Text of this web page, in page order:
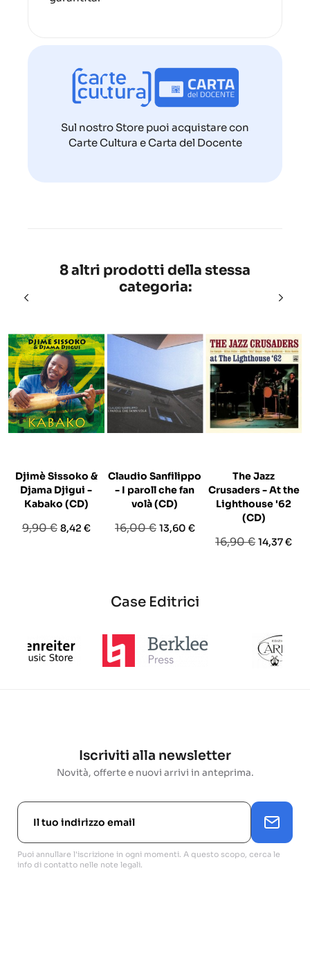
Sul nostro Store puoi acquistare con
Carte Cultura e Carta del Docente
8 altri prodotti della stessa
categoria:
Djimè Sissoko &
Djama Djigui -
Kabako (CD)
Prezzo
9,90 € Prezzo
8,42 €
Claudio Sanfilippo
- I paroll che fan
volà (CD)
Prezzo
16,00 € Prezzo
13,60 €
The Jazz
Crusaders - At the
Lighthouse '62
(CD)
Prezzo
16,90 € Prezzo
14,37 €
Case Editrici
Iscriviti alla newsletter
Novità, offerte e nuovi arrivi in anteprima.
Puoi annullare l'iscrizione in ogni momenti. A questo scopo, cerca le
info di contatto nelle note legali.